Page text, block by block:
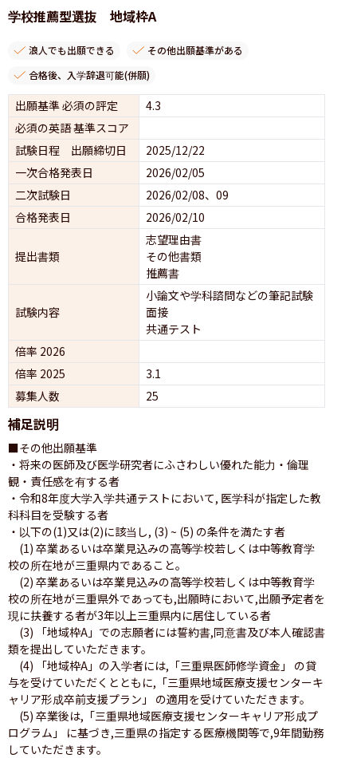
学校推薦型選抜 地域枠A
浪人でも出願できる
その他出願基準がある
合格後、入学辞退可能(併願)
出願基準 必須の評定
4.3
必須の英語 基準スコア
試験日程 出願締切日
2025/12/22
一次合格発表日
2026/02/05
二次試験日
2026/02/08、09
合格発表日
2026/02/10
提出書類
志望理由書
その他書類
推薦書
試験内容
小論文や学科諮問などの筆記試験
面接
共通テスト
倍率 2026
倍率 2025
3.1
募集人数
25
補足説明
■その他出願基準
・将来の医師及び医学研究者にふさわしい優れた能力・倫理
観・責任感を有する者
・令和8年度大学入学共通テストにおいて, 医学科が指定した教
科科目を受験する者
・以下の(1)又は(2)に該当し, (3) ~ (5) の条件を満たす者
(1) 卒業あるいは卒業見込みの高等学校若しくは中等教育学
校の所在地が三重県内であること。
(2) 卒業あるいは卒業見込みの高等学校若しくは中等教育学
校の所在地が三重県外であっても,出願時において,出願予定者を
現に扶養する者が3年以上三重県内に居住している者
(3) 「地域枠A」での志願者には誓約書,同意書及び本人確認書
類を提出していただきます。
(4) 「地域枠A」の入学者には,「三重県医師修学資金」 の貸
与を受けていただくとともに,「三重県地域医療支援センターキ
ャリア形成卒前支援プラン」 の適用を受けていただきます。
(5) 卒業後は,「三重県地域医療支援センターキャリア形成プ
ログラム」 に基づき,三重県の指定する医療機関等で,9年間勤務
していただきます。